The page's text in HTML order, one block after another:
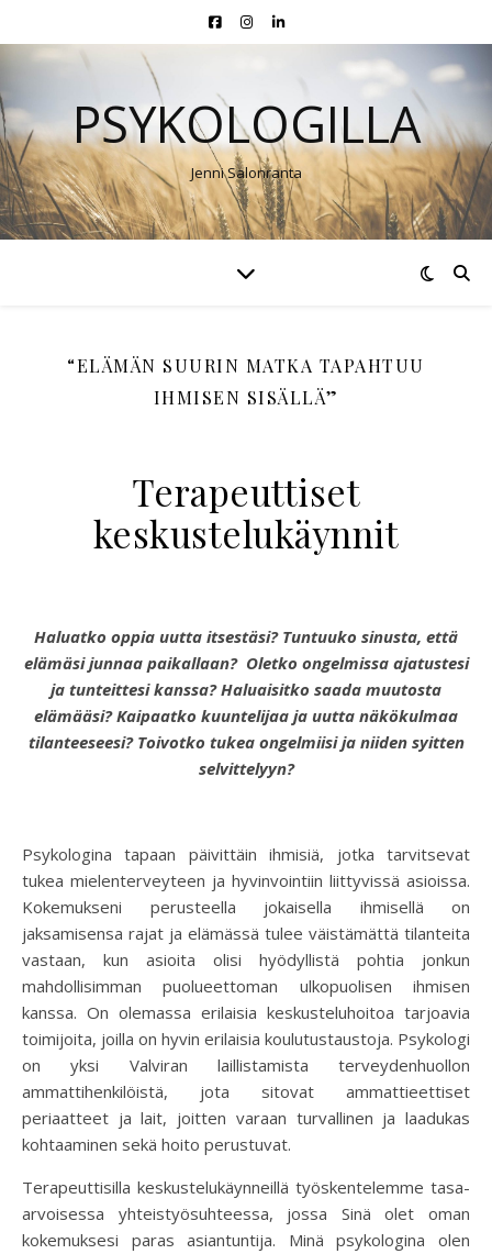
PSYKOLOGILLA
Jenni Salonranta
“ELÄMÄN SUURIN MATKA TAPAHTUU
IHMISEN SISÄLLÄ”
Terapeuttiset
keskustelukäynnit
Haluatko oppia uutta itsestäsi? Tuntuuko sinusta, että
elämäsi junnaa paikallaan? Oletko ongelmissa ajatustesi
ja tunteittesi kanssa?Haluaisitko saada muutosta
elämääsi?Kaipaatko kuuntelijaa ja uutta näkökulmaa
tilanteeseesi? Toivotko tukea ongelmiisi ja niiden syitten
selvittelyyn?
Psykologina tapaan päivittäin ihmisiä, jotka tarvitsevat
tukea mielenterveyteen ja hyvinvointiin liittyvissä asioissa.
Kokemukseni perusteella jokaisella ihmisellä on
jaksamisensa rajat ja elämässä tulee väistämättä tilanteita
vastaan, kun asioita olisi hyödyllistä pohtia jonkun
mahdollisimman puolueettoman ulkopuolisen ihmisen
kanssa. On olemassa erilaisia keskusteluhoitoa tarjoavia
toimijoita, joilla on hyvin erilaisia koulutustaustoja. Psykologi
on yksi Valviran laillistamista terveydenhuollon
ammattihenkilöistä, jota sitovat ammattieettiset
periaatteet ja lait, joitten varaan turvallinen ja laadukas
kohtaaminen sekä hoito perustuvat.
Terapeuttisilla keskustelukäynneillä työskentelemme tasa-
arvoisessa yhteistyösuhteessa, jossa Sinä olet oman
kokemuksesi paras asiantuntija. Minä psykologina olen